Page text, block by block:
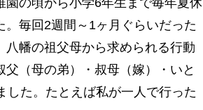
の頃から小学6年生まで毎年夏休
毎回2週間～1ヶ月ぐらいだった
幡の祖父母から求められる行動
（母の弟）・叔母（嫁）・いと
した。たとえば私が一人で行った